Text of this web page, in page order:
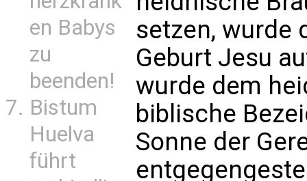
en Babys
zu
beenden!
Bistum
Huelva
führt
setzen, wurde
Geburt Jesu
wurde dem
biblische
Sonne der